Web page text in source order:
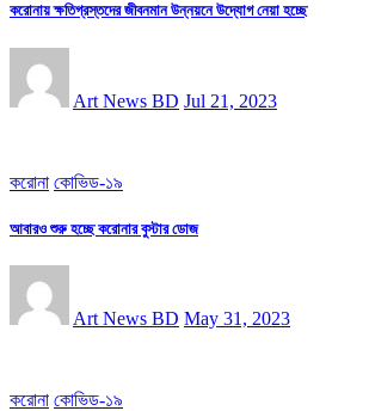
করোনায় ক্ষতিগ্রস্তদের জীবনমান উন্নয়নে উদ্যোগ নেয়া হচ্ছে
Art News BD Jul 21, 2023
করোনা কোভিড-১৯
আবারও শুরু হচ্ছে করোনার বুস্টার ডোজ
Art News BD May 31, 2023
করোনা কোভিড-১৯